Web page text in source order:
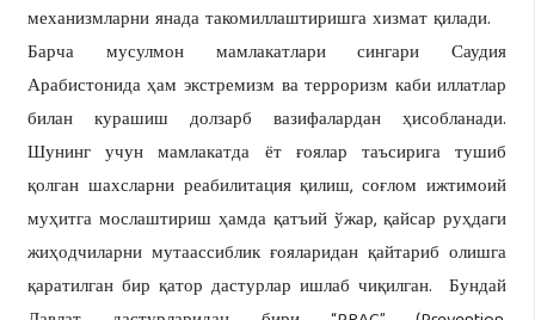
механизмларни янада такомиллаштиришга хизмат қилади.
Барча мусулмон мамлакатлари сингари Саудия
Арабистонида ҳам экстремизм ва терроризм каби иллатлар
билан курашиш долзарб вазифалардан ҳисобланади.
Шунинг учун мамлакатда ёт ғоялар таъсирига тушиб
қолган шахсларни реабилитация қилиш, соғлом ижтимоий
муҳитга мослаштириш ҳамда қатъий ўжар, қайсар руҳдаги
жиҳодчиларни мутаассиблик ғояларидан қайтариб олишга
қаратилган бир қатор дастурлар ишлаб чиқилган. Бундай